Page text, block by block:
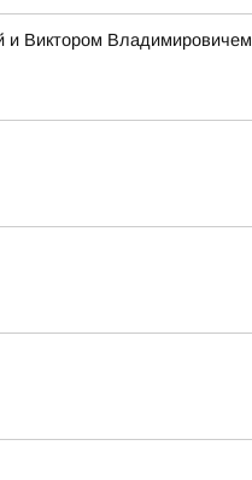
и Виктором Владимировичем